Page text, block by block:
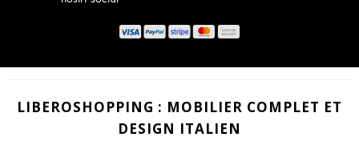
Vos données personnelles seront traitées aux fins liées à l'envoi des newsletters.
Pour plus d'informations sur le traitement des données personnelles, consultez la
politique de confidentialité du site.
LIBEROSHOPPING : MOBILIER COMPLET ET
DESIGN ITALIEN